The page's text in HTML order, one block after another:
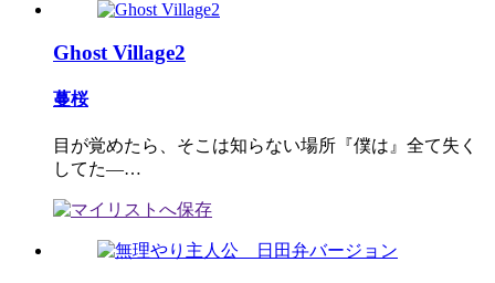
Ghost Village2
蔓桜
目が覚めたら、そこは知らない場所『僕は』全て失く
してた―…